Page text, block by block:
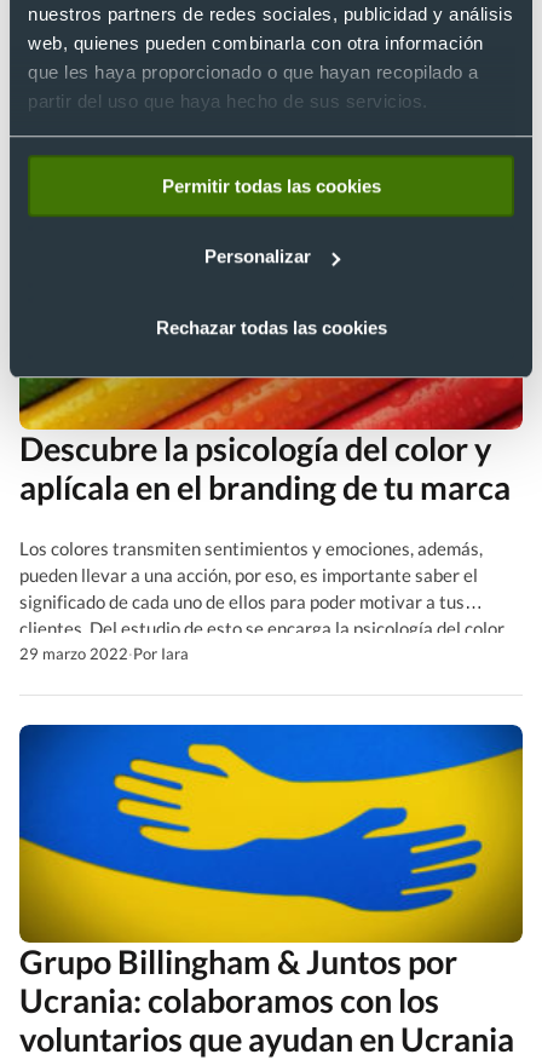
nuestros partners de redes sociales, publicidad y análisis
web, quienes pueden combinarla con otra información
que les haya proporcionado o que hayan recopilado a
partir del uso que haya hecho de sus servicios.
Permitir todas las cookies
Personalizar
Rechazar todas las cookies
Las empresas buscan incluir a todo tipo de público, por ejemplo,
a los más jóvenes, es decir, a aquellos que pertenecen a la
llamada generación Z. Para ello, es necesario conocer las
preferencias de este grupo, pues solo así se les puede obsequiar
algo que les guste. Así que si estás planeando un evento para
29 marzo 2022·Por Iara
Descubre la psicología del color y
aplícala en el branding de tu marca
Los colores transmiten sentimientos y emociones, además,
pueden llevar a una acción, por eso, es importante saber el
significado de cada uno de ellos para poder motivar a tus
clientes. Del estudio de esto se encarga la psicología del color,
un campo de estudio que debes tener presente al crear tu
29 marzo 2022·Por Iara
Grupo Billingham & Juntos por
Ucrania: colaboramos con los
voluntarios que ayudan en Ucrania